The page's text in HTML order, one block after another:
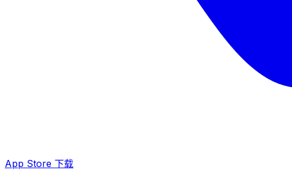
App Store 下载